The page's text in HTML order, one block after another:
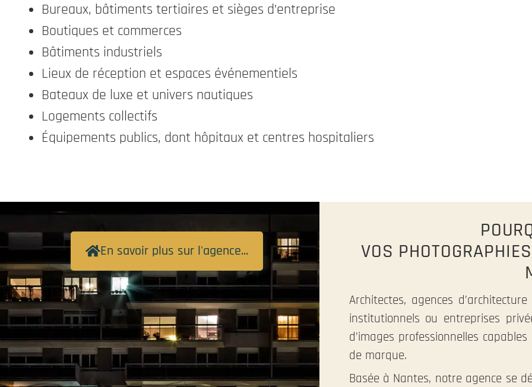
Bureaux, bâtiments tertiaires et sièges d’entreprise
Boutiques et commerces
Bâtiments industriels
Lieux de réception et espaces événementiels
Bateaux de luxe et univers nautiques
Logements collectifs
Équipements publics, dont hôpitaux et centres hospitaliers
En savoir plus sur l'agence...
VOS
Architectes, agences
institutionnels ou entreprises
d’images professionnelles
de marque.
Basée à Nantes, notre agence se